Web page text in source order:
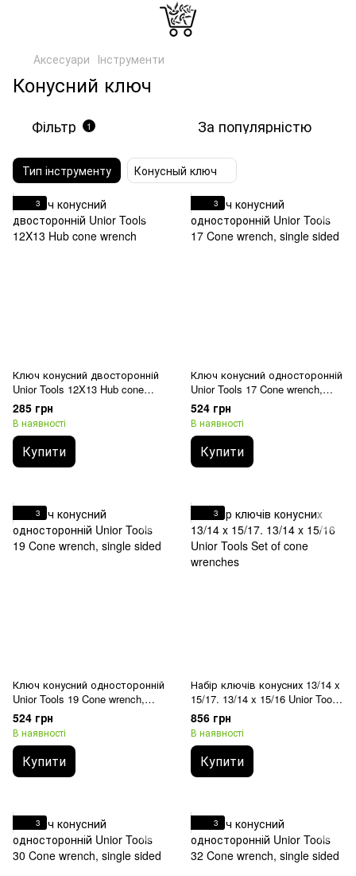
Аксесуари Інструменти
Конусний ключ
Фільтр 1 За популярністю
Тип інструменту Конусный ключ
3
Ключ конусний двосторонній
Unior Tools 12X13 Hub cone
wrench
285 грн
В наявності
Купити
3
Ключ конусний односторонній
Unior Tools 17 Cone wrench,
single sided
524 грн
В наявності
Купити
3
Ключ конусний односторонній
Unior Tools 19 Cone wrench,
single sided
524 грн
В наявності
Купити
3
Набір ключів конусних 13/14 x
15/17. 13/14 x 15/16 Unior Tools
Set of cone wrenches
856 грн
В наявності
Купити
3 3